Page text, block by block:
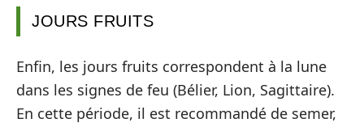
JOURS FRUITS
Enfin, les jours fruits correspondent à la lune
dans les signes de feu (Bélier, Lion, Sagittaire).
En cette période, il est recommandé de semer,